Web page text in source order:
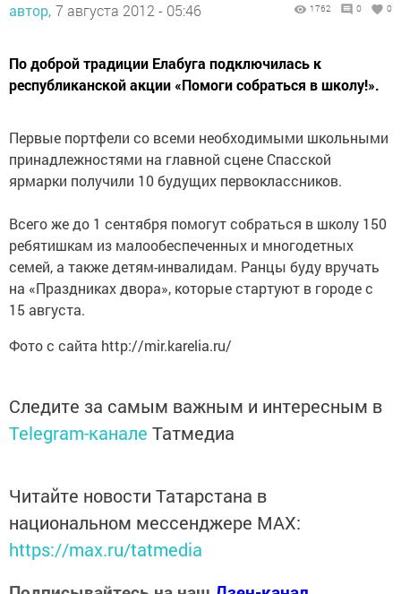
автор, 7 августа 2012 - 05:46 1762 0 0
По доброй традиции Елабуга подключилась к
республиканской акции «Помоги собраться в школу!».
Первые портфели со всеми необходимыми школьными
принадлежностями на главной сцене Спасской
ярмарки получили 10 будущих первоклассников.
Всего же до 1 сентября помогут собраться в школу 150
ребятишкам из малообеспеченных и многодетных
семей, а также детям-инвалидам. Ранцы буду вручать
на «Праздниках двора», которые стартуют в городе с
15 августа.
Фото с сайта http://mir.karelia.ru/
Следите за самым важным и интересным в
Telegram-канале Татмедиа
Читайте новости Татарстана в
национальном мессенджере MАХ:
https://max.ru/tatmedia